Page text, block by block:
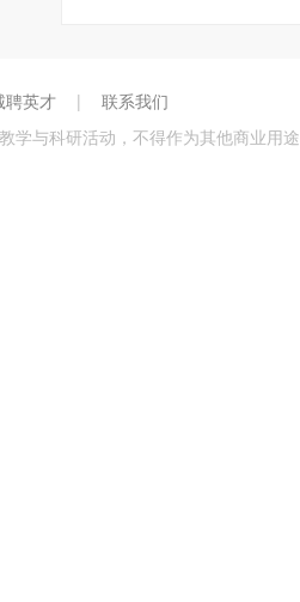
聘英才 |
联系我们
学与科研活动，不得作为其他商业用